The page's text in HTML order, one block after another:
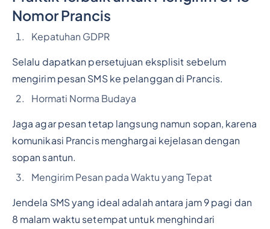
Nomor Prancis
Kepatuhan GDPR
Selalu dapatkan persetujuan eksplisit sebelum
mengirim pesan SMS ke pelanggan di Prancis.
Hormati Norma Budaya
Jaga agar pesan tetap langsung namun sopan, karena
komunikasi Prancis menghargai kejelasan dengan
sopan santun.
Mengirim Pesan pada Waktu yang Tepat
Jendela SMS yang ideal adalah antara jam 9 pagi dan
8 malam waktu setempat untuk menghindari